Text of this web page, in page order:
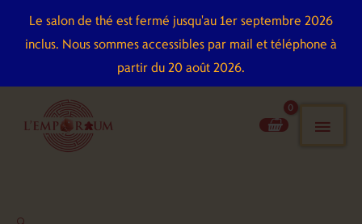
Le salon de thé est fermé jusqu'au 1er septembre 2026
inclus. Nous sommes accessibles par mail et téléphone à
partir du 20 août 2026.
contenu